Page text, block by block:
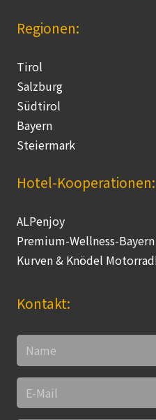
Regionen:
Tirol
Salzburg
Südtirol
Bayern
Steiermark
Hotel-Kooperationen:
ALPenjoy
Premium-Wellness-Bayern
Kurven & Knödel
Kontakt: